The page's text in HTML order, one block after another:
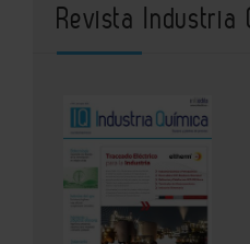
Revista Industria